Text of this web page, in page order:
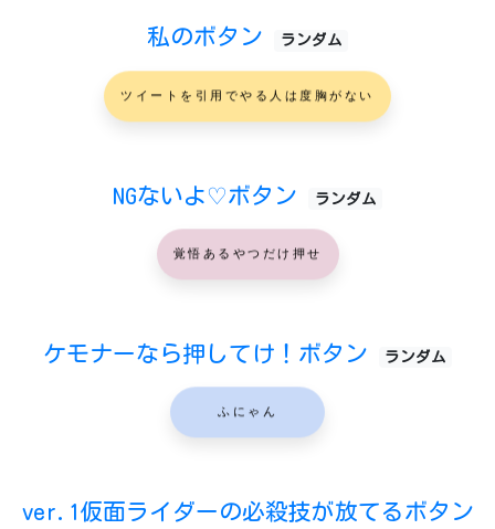
私のボタン ランダム
ツイートを引用でやる人は度胸がない
NGないよ♡ボタン ランダム
覚悟あるやつだけ押せ
ケモナーなら押してけ！ボタン ランダム
ふにゃん
ver.1仮面ライダーの必殺技が放てるボタン